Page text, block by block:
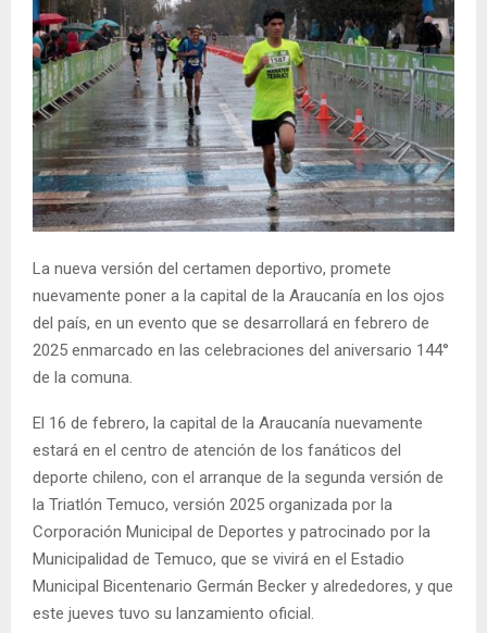
R
Y
M
E
U
La nueva versión del certamen deportivo, promete
nuevamente poner a la capital de la Araucanía en los ojos
del país, en un evento que se desarrollará en febrero de
2025 enmarcado en las celebraciones del aniversario 144°
de la comuna.
El 16 de febrero, la capital de la Araucanía nuevamente
estará en el centro de atención de los fanáticos del
deporte chileno, con el arranque de la segunda versión de
la Triatlón Temuco, versión 2025 organizada por la
Corporación Municipal de Deportes y patrocinado por la
Municipalidad de Temuco, que se vivirá en el Estadio
Municipal Bicentenario Germán Becker y alrededores, y que
este jueves tuvo su lanzamiento oficial.